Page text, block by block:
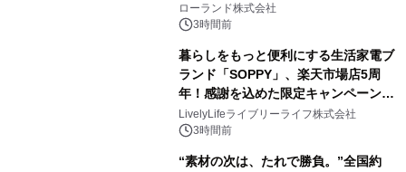
を展示しての 記念キャンペーンを開
催 英国ラジオ「NTS」の 特別プログ
アーティストを フィーチャーしたアニ
メーションを公開～
ローランド株式会社
3時間前
暮らしをもっと便利にする生活家電ブ
ランド「SOPPY」、楽天市場店5周
年！感謝を込めた限定キャンペーンを
8月10日より開催
LivelyLifeライブリーライフ株式会社
3時間前
“素材の次は、たれで勝負。”全国約